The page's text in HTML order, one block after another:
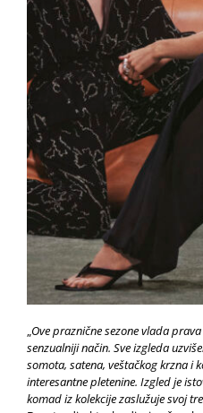
„Ove praznične sezone vlada
senzualniji način. Sve izgleda
somota, satena, veštačkog krzna i
interesantne pletenine. Izgled je
komad iz kolekcije zaslužuje svoj